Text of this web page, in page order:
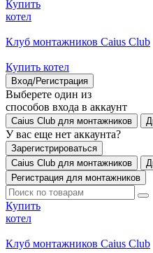
Купить
котел
Клуб монтажников Caius Club
Купить котел
Вход/Регистрация
Выберете один из
способов входа в аккаунт
Caius Club для монтажников
У вас еще нет аккаунта?
Зарегистрироваться
Caius Club для монтажников
Регистрация для монтажников
Купить
котел
Клуб монтажников Caius Club